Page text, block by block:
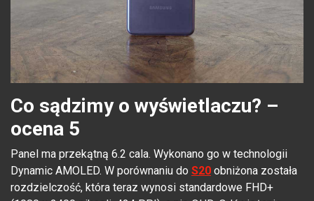
Co sądzimy o wyświetlaczu? –
ocena 5
Panel ma przekątną 6.2 cala. Wykonano go w technologii
Dynamic AMOLED. W porównaniu do S20 obniżona została
rozdzielczość, która teraz wynosi standardowe FHD+